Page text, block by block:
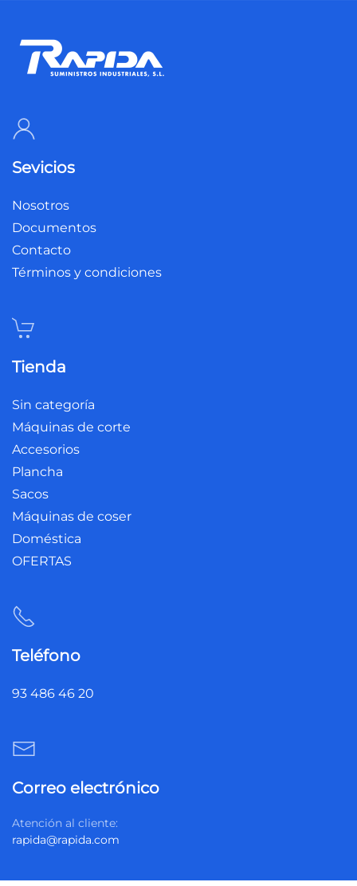
Sevicios
Nosotros
Documentos
Contacto
Términos y condiciones
Tienda
Sin categoría
Máquinas de corte
Accesorios
Plancha
Sacos
Máquinas de coser
Doméstica
OFERTAS
Teléfono
93 486 46 20
Correo electrónico
Atención al cliente:
rapida@rapida.com